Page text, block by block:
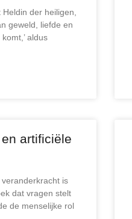
der heiligen,
geweld, liefde en
aldus
artificiële
is
dat vragen stelt
de menselijke rol